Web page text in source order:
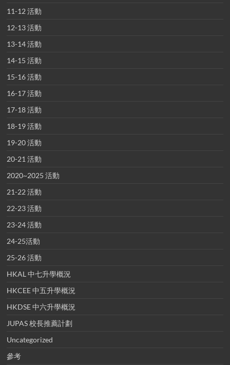
11-12 活動
12-13 活動
13-14 活動
14-15 活動
15-16 活動
16-17 活動
17-18 活動
18-19 活動
19-20 活動
20-21 活動
2020~2025 活動
21-22 活動
22-23 活動
23-24 活動
24-25活動
25-26 活動
HKAL 中七升學概況
HKCEE 中五升學概況
HKDSE 中六升學概況
JUPAS 校長推薦計劃
Uncategorized
參考